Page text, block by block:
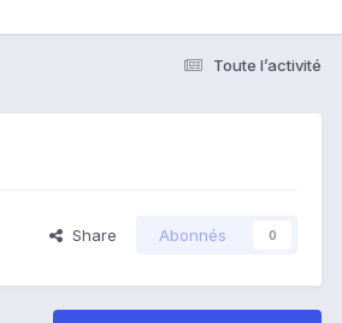
Toute l’activité
Share Abonnés 0